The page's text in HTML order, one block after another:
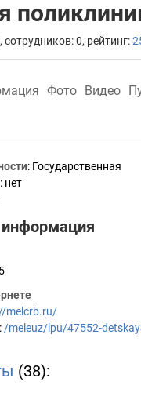
0, рейтинг:
Фото Видео
: Государственная
: нет
информация
melcrb.ru/
: /meleuz/lpu/47552-
(38):